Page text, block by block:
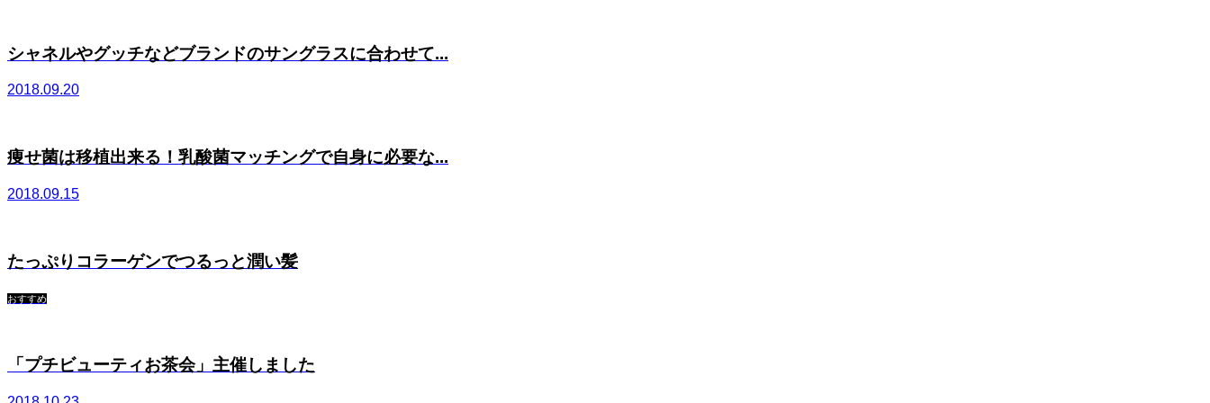
シャネルやグッチなどブランドのサングラスに合わせて...
2018.09.20
痩せ菌は移植出来る！乳酸菌マッチングで自身に必要な...
2018.09.15
たっぷりコラーゲンでつるっと潤い髪
おすすめ
「プチビューティお茶会」主催しました